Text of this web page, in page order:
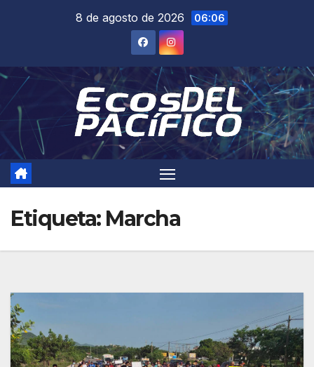
8 de agosto de 2026 06:06
Etiqueta: Marcha